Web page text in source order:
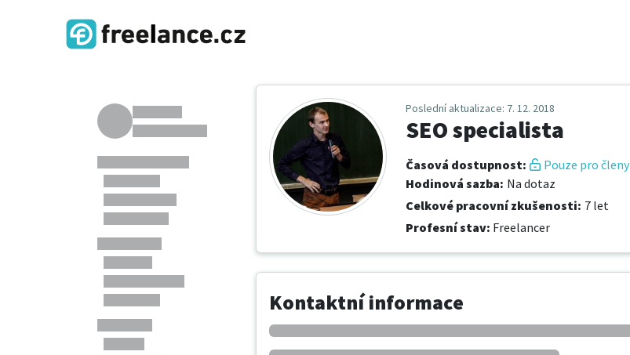
Poslední aktualizace: 7. 12. 2018
SEO specialista
Časová dostupnost:
Pouze pro členy
Hodinová sazba: Na dotaz
Celkové pracovní zkušenosti: 7 let
Profesní stav: Freelancer
Kontaktní informace